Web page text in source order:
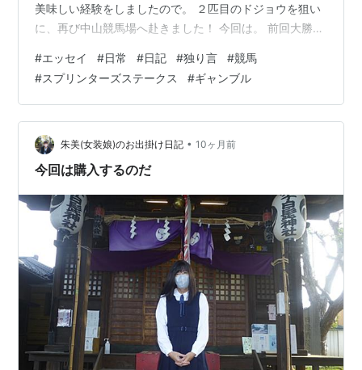
第9
1975年9
月27日
中山
芝
サクライワイ
牝
4
小島太
第
回
1976年
中山
1200
ジャンボキング
牡
回
1977年
10月9日
中山
芝
1200
メイワキミコ
第
12
1978年
10月8日
中山
芝
1200
メイワキミコ
牝
増沢末夫
第
13
1979年
10月7日
芝
1200
サニーフラワー
牝
4
岡部幸雄
1980年9
月27日
中山
芝
1200
サクラゴッド
5
小島太
美味しい経験をしましたので。 ２匹目のドジョウを狙い
に、再び中山競馬場へ赴きました！ 今回は。 前回大勝し
お、おとうちゃん(*´∀｀) 朝食もしっかり済ませ。 友人
たちに挨拶も済ませ。 坂道をゆけば。 安心の光景。 パ
ドックにて、リフレックスなるお馬を発見。 いい名前
だ……。 始まる頃にはこんなにいっぱい。 結果は。。。
ルガルちゃん、惨敗(´；ω；｀) が、し…
#エッセイ #日常 #日記 #独り言 #競馬
#スプリンターズステークス #ギャンブル
朱美(女装娘)のお出掛け日記 • 10ヶ月前
今回は購入するのだ